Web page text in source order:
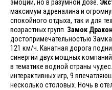
эмоции, но в разумной дозе.
максимум адреналина и
спокойного отдыха, так и для
возрастных групп. Замок
достопримечательностью
121 км/ч. Канатная дорога
синергии двух мощных
в тематике водной страны
интерактивных игр, 9
несколько столовых. Ночь в